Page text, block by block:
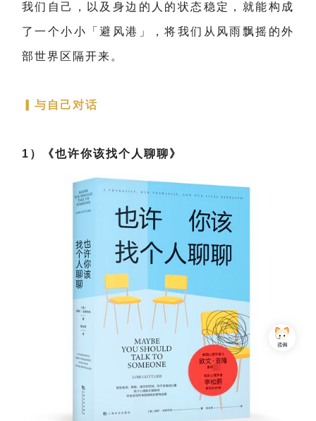
我们自己，以及身边的人的状态稳定，就能构成
了一个小小「避风港」，将我们从风雨飘摇的外
部世界区隔开来。
▎与自己对话
1）《也许你该找个人聊聊》